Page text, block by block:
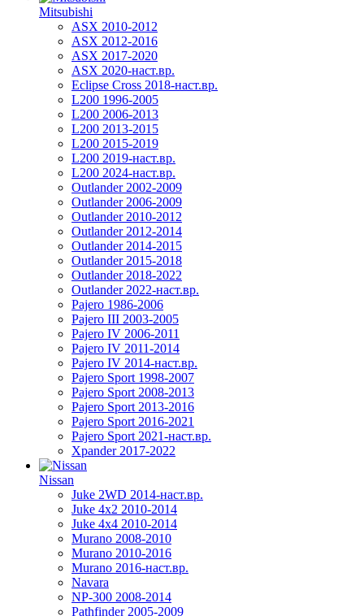
Mitsubishi
ASX 2010-2012
ASX 2012-2016
ASX 2017-2020
ASX 2020-наст.вр.
Eclipse Cross 2018-наст.вр.
L200 1996-2005
L200 2006-2013
L200 2013-2015
L200 2015-2019
L200 2019-наст.вр.
L200 2024-наст.вр.
Outlander 2002-2009
Outlander 2006-2009
Outlander 2010-2012
Outlander 2012-2014
Outlander 2014-2015
Outlander 2015-2018
Outlander 2018-2022
Outlander 2022-наст.вр.
Pajero 1986-2006
Pajero III 2003-2005
Pajero IV 2006-2011
Pajero IV 2011-2014
Pajero IV 2014-наст.вр.
Pajero Sport 1998-2007
Pajero Sport 2008-2013
Pajero Sport 2013-2016
Pajero Sport 2016-2021
Pajero Sport 2021-наст.вр.
Xpander 2017-2022
Nissan
Juke 2WD 2014-наст.вр.
Juke 4x2 2010-2014
Juke 4x4 2010-2014
Murano 2008-2010
Murano 2010-2016
Murano 2016-наст.вр.
Navara
NP-300 2008-2014
Pathfinder 2005-2009